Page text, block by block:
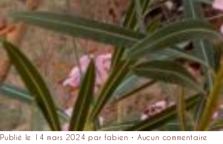
Publié le 14 mars 2024 par fabien • Aucun commentaire